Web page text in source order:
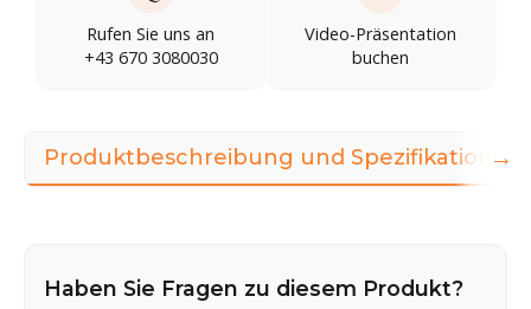
Rufen Sie uns an
+43 670 3080030
Video-Präsentation
buchen
Produktbeschreibung und Spezifikationen
Haben Sie Fragen zu diesem Produkt?
→